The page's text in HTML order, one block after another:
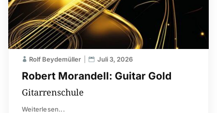
Robert Morandell: Guitar Gold
Rolf Beydemüller Juli 3, 2026
Gitarrenschule
Weiterlesen...